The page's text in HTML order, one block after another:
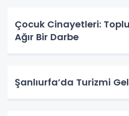
Çocuk Cinayetleri:
Ağır Bir Darbe
Şanlıurfa’da Turizmi